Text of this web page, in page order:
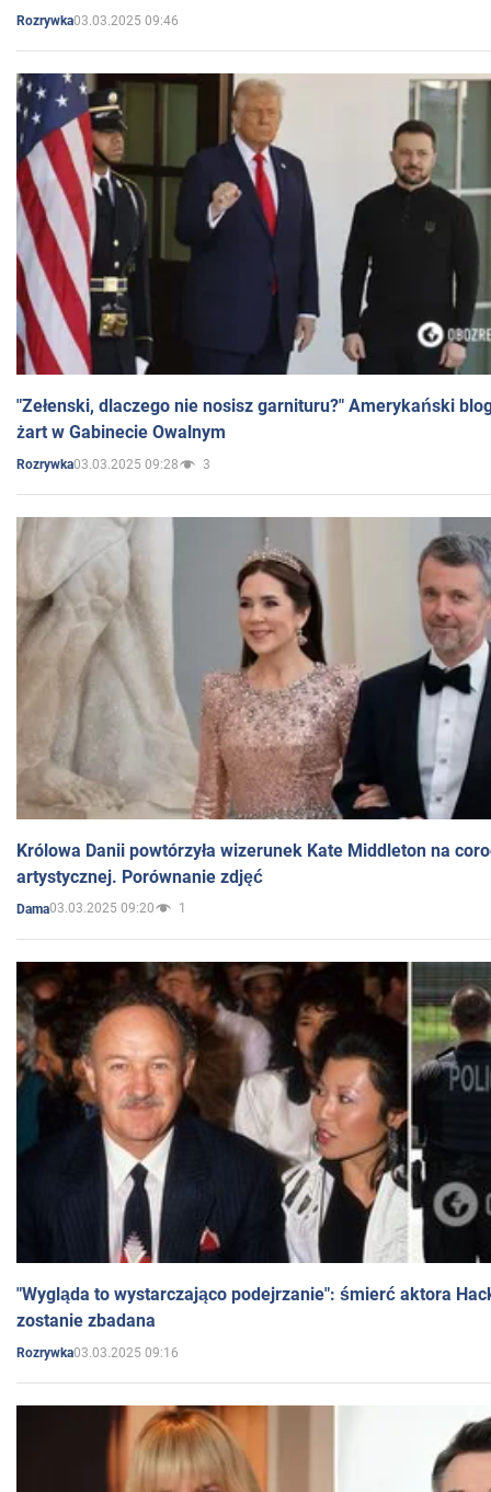
Rozrywka03.03.2025 09:46
"Zełenski, dlaczego nie nosisz garnituru?" Amerykański
żart w Gabinecie Owalnym
Rozrywka03.03.2025 09:28 3
Królowa Danii powtórzyła wizerunek Kate Middleton na
artystycznej. Porównanie zdjęć
Dama03.03.2025 09:20 1
"Wygląda to wystarczająco podejrzanie": śmierć aktora
zostanie zbadana
Rozrywka03.03.2025 09:16